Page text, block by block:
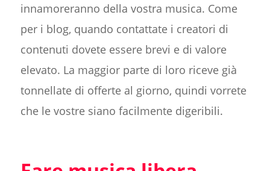
innamoreranno della vostra musica. Come
per i blog, quando contattate i creatori di
contenuti dovete essere brevi e di valore
elevato. La maggior parte di loro riceve già
tonnellate di offerte al giorno, quindi vorrete
che le vostre siano facilmente digeribili.